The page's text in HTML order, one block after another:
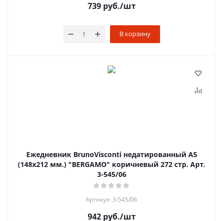
739руб./шт
В корзину
Ежедневник BrunoVisconti недатированный А5
(148х212 мм.) "BERGAMO" коричневый 272 стр. Арт.
3-545/06
Артикул: 3-545/06
942руб./шт